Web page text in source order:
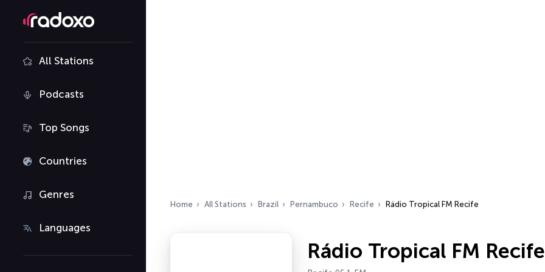
All Stations
Podcasts
Top Songs
Countries
Genres
Languages
Home All Stations Brazil Pernambuco Recife Rádio Tropical FM Recife
Rádio Tropical FM Recife